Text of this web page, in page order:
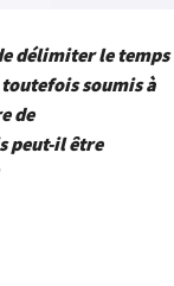
délimiter le temps
toutefois soumis à
de
peut-il être